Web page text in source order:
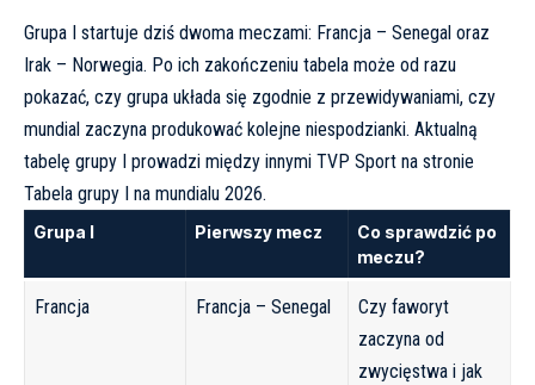
Grupa I startuje dziś dwoma meczami: Francja – Senegal oraz
Irak – Norwegia. Po ich zakończeniu tabela może od razu
pokazać, czy grupa układa się zgodnie z przewidywaniami, czy
mundial zaczyna produkować kolejne niespodzianki. Aktualną
tabelę grupy I prowadzi między innymi TVP Sport na stronie
Tabela grupy I na mundialu 2026.
Grupa I Pierwszy mecz
Co sprawdzić po
meczu?
Francja Francja – Senegal
Czy faworyt
zaczyna od
zwycięstwa i jak